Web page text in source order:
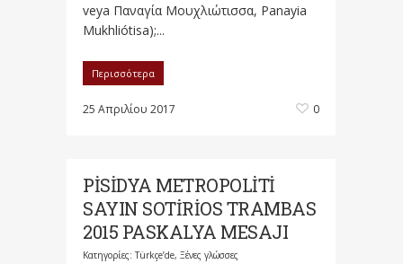
veya Παναγία Μουχλιώτισσα, Panayia
Mukhliótisa);...
Περισσότερα
25 Απριλίου 2017 0
PİSİDYA METROPOLİTİ
SAYIN SOTİRİOS TRAMBAS
2015 PASKALYA MESAJI
Κατηγορίες:Türkçe’de, Ξένες γλώσσες